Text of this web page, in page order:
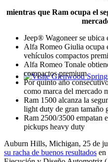
Glenwood Springs - Bello
mientras que Ram ocupa el
Jeep® Wagoneer se
Alfa Romeo Giulia ocupa
vehículos compactos
Alfa Romeo Tonale
compactos premium
Por quinto año
como marca del mercado
Ram 1500 alcanza la
light duty de gran tamaño
Ram 2500/3500 empatan
pickups heavy duty
Auburn Hills, Michigan, 25 de
su racha de buenos resultados en